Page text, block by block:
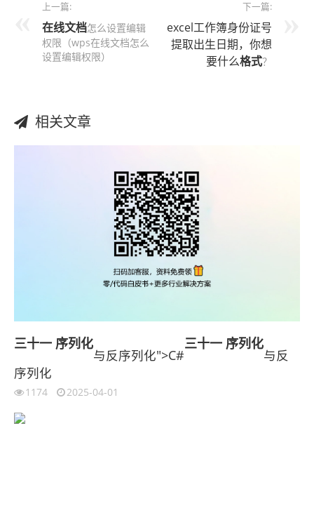
上一篇:
在线文档怎么设置编辑
权限（wps在线文档怎么
设置编辑权限）
下一篇:
excel工作簿身份证号
提取出生日期，你想
要什么格式？
相关文章
三十一 序列化
与反序列化">C#
三十一 序列化
与反
序列化
1174 2025-04-01